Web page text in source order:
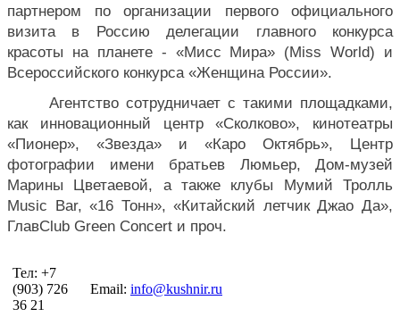
партнером по организации первого официального
визита в Россию делегации главного конкурса
красоты на планете - «Мисс Мира» (Miss World) и
Всероссийского конкурса «Женщина России».
Агентство сотрудничает с такими площадками,
как инновационный центр «Сколково», кинотеатры
«Пионер», «Звезда» и «Каро Октябрь», Центр
фотографии имени братьев Люмьер, Дом-музей
Марины Цветаевой, а также клубы Мумий Тролль
Music Bar, «16 Тонн», «Китайский летчик Джао Да»,
ГлавClub Green Concert и проч.
Тел: +7
(903) 726
36 21
Email: info@kushnir.ru